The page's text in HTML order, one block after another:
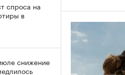
спроса на
в
снижение